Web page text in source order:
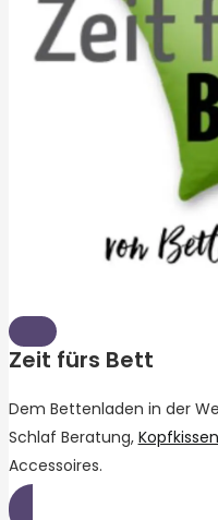
Zeit fürs Bett
Dem Bettenladen in der
Schlaf Beratung,
Accessoires.